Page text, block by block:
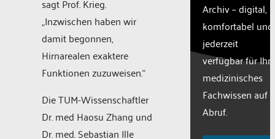
sagt Prof. Krieg.
„Inzwischen haben wir
damit begonnen,
Hirnarealen exaktere
Funktionen zuzuweisen.“
Die TUM-Wissenschaftler
Dr. med Haosu Zhang und
Dr. med. Sebastian Ille
Archiv – digital,
komfortabel und
jederzeit
verfügbar für Ihr
medizinisches
Fachwissen auf
Abruf.